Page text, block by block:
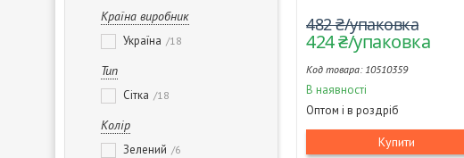
Країна виробник
Україна 18
Тип
Сітка 18
Колір
Зелений 6
482 ₴/упаковка
424 ₴/упаковка
10510359
В наявності
Оптом і в роздріб
Купити